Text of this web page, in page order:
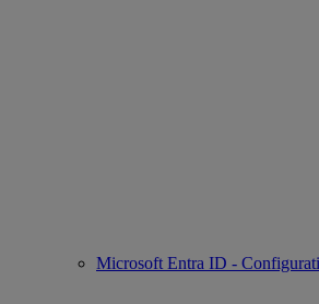
Microsoft Entra ID -